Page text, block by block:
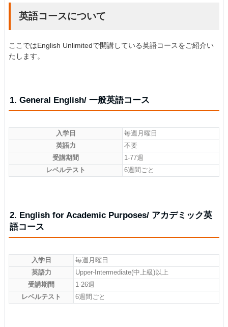
英語コースについて
ここではEnglish Unlimitedで開講している英語コースをご紹介い
たします。
1. General English/ 一般英語コース
入学日
毎週月曜日
英語力
不要
受講期間
1-77週
レベルテスト
6週間ごと
2. English for Academic Purposes/ アカデミック英
語コース
入学日
毎週月曜日
英語力
Upper-Intermediate(中上級)以上
受講期間
1-26週
レベルテスト
6週間ごと